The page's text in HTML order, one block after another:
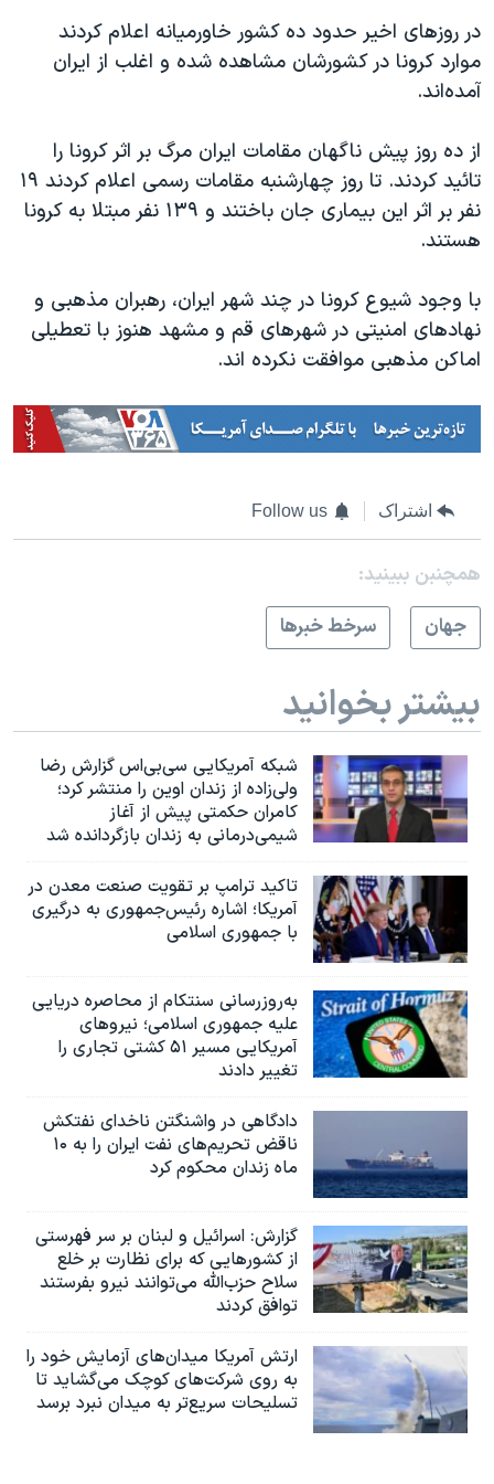
نرگس محمدی برنده جایزه نوبل صلح
همایش محافظه‌کاران آمریکا «سی‌پک»
سفر پرزیدنت ترامپ به چین
در روزهای اخیر حدود ده کشور خاورمیانه اعلام کردند
موارد کرونا در کشورشان مشاهده شده و اغلب از ایران
آمده‌اند.
از ده روز پیش ناگهان مقامات ایران مرگ بر اثر کرونا را
تائید کردند. تا روز چهارشنبه مقامات رسمی اعلام کردند ۱۹
نفر بر اثر این بیماری جان باختند و ۱۳۹ نفر مبتلا به کرونا
هستند.
با وجود شیوع کرونا در چند شهر ایران، رهبران مذهبی و
نهادهای امنیتی در شهرهای قم و مشهد هنوز با تعطیلی
اماکن مذهبی موافقت نکرده اند.
اشتراک Follow us
همچنبن ببینید:
جهان
سرخط خبرها
بیشتر بخوانید
شبکه آمریکایی سی‌بی‌‌اس گزارش رضا
ولی‌زاده از زندان اوین را منتشر کرد؛
کامران حکمتی پیش از آغاز
شیمی‌درمانی به زندان بازگردانده شد
تاکید ترامپ بر تقویت صنعت معدن در
آمریکا؛ اشاره رئیس‌جمهوری به درگیری
با جمهوری اسلامی
به‌روزرسانی سنتکام از محاصره دریایی
علیه جمهوری اسلامی؛ نیروهای
آمریکایی مسیر ۵۱ کشتی تجاری را
تغییر دادند
دادگاهی در واشنگتن ناخدای نفتکش
ناقض تحریم‌های نفت ایران را به ۱۰
ماه زندان محکوم کرد
گزارش‌: اسرائيل و لبنان بر سر فهرستی
از کشورهایی که برای نظارت بر خلع
سلاح حزب‌الله می‌توانند نیرو بفرستند
توافق کردند
ارتش آمریکا میدان‌های آزمایش خود را
به روی شرکت‌های کوچک می‌گشاید تا
تسلیحات سریع‌تر به میدان نبرد برسد